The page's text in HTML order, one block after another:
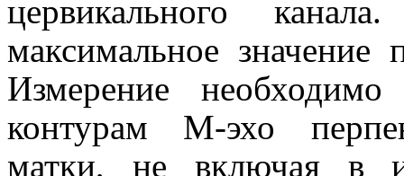
цервикального
максимальное значение
Измерение
контурам М-эхо
матки, не включая в